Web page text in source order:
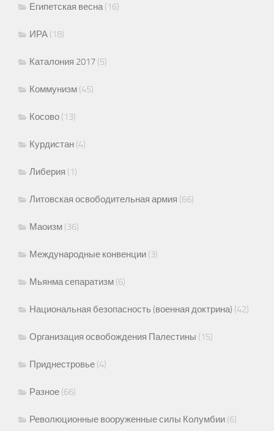
Египетская весна(16)
ИРА (18)
Каталония 2017 (5)
Коммунизм (45)
Косово (13)
Курдистан (4)
Либерия (1)
Литовская освободительная армия (66)
Маоизм (36)
Международные конвенции (3)
Мьянма сепаратизм (6)
Национальная безопасность (военная доктрина) (42)
Организация освобождения Палестины (15)
Приднестровье (4)
Разное (66)
Революционные вооруженные силы Колумбии (6)